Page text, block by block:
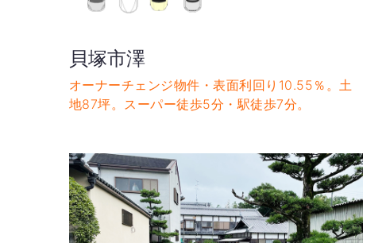
貝塚市澤
オーナーチェンジ物件・表面利回り10.55％。土
地87坪。スーパー徒歩5分・駅徒歩7分。